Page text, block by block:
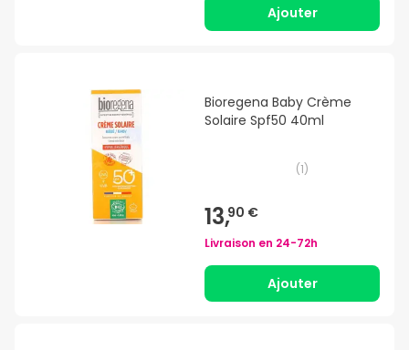
Ajouter
Bioregena Baby Crème
Solaire Spf50 40ml
(1)
13,90 €
Livraison en 24-72h
Ajouter